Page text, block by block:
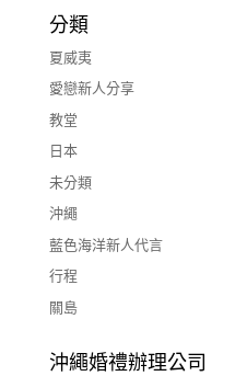
分類
夏威夷
愛戀新人分享
教堂
日本
未分類
沖繩
藍色海洋新人代言
行程
關島
沖繩婚禮辦理公司